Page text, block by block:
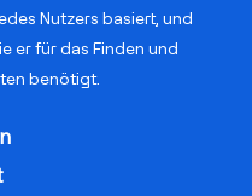
Nutzers basiert, und
er für das Finden und
benötigt.